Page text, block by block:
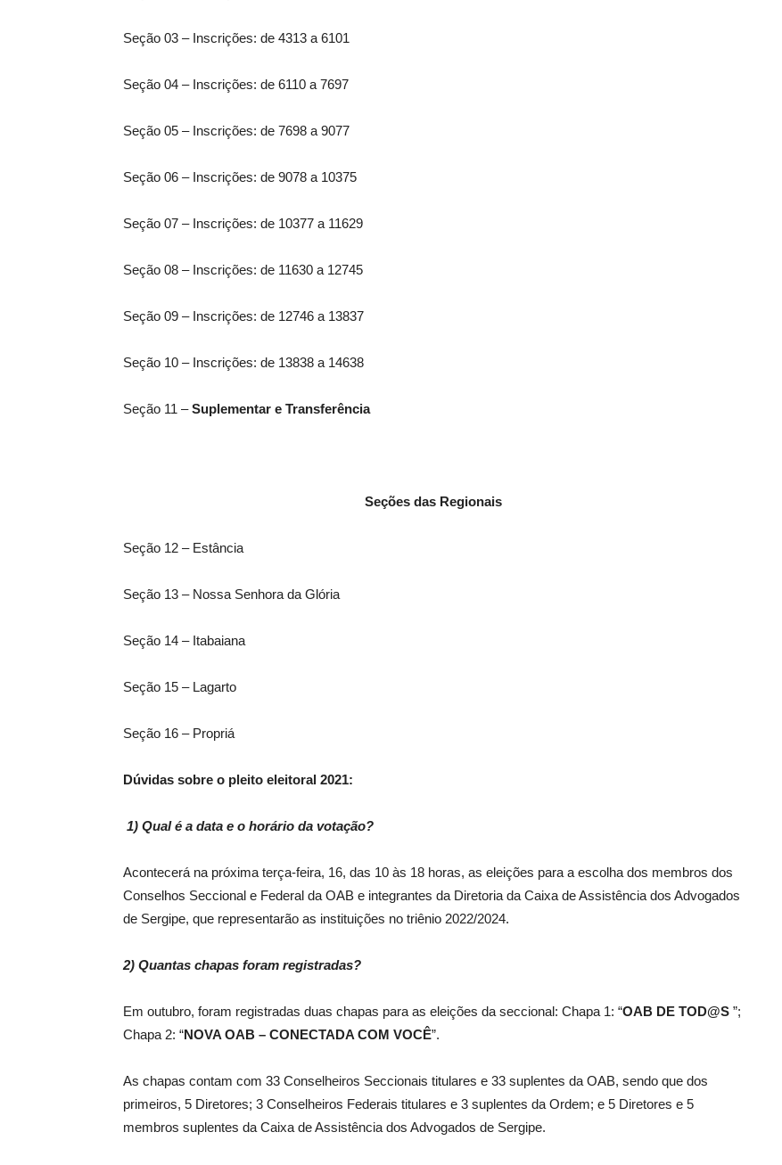
Seção 03 – Inscrições: de 4313 a 6101
Seção 04 – Inscrições: de 6110 a 7697
Seção 05 – Inscrições: de 7698 a 9077
Seção 06 – Inscrições: de 9078 a 10375
Seção 07 – Inscrições: de 10377 a 11629
Seção 08 – Inscrições: de 11630 a 12745
Seção 09 – Inscrições: de 12746 a 13837
Seção 10 – Inscrições: de 13838 a 14638
Seção 11 –Suplementar e Transferência
Seções das Regionais
Seção 12 – Estância
Seção 13 – Nossa Senhora da Glória
Seção 14 – Itabaiana
Seção 15 – Lagarto
Seção 16 – Propriá
Dúvidas sobre o pleito eleitoral 2021:
1) Qual é a data e o horário da votação?
Acontecerá na próxima terça-feira, 16, das 10 às 18 horas, as eleições para a escolha dos membros dos
Conselhos Seccional e Federal da OAB e integrantes da Diretoria da Caixa de Assistência dos Advogados
de Sergipe, que representarão as instituições no triênio 2022/2024.
2) Quantas chapas foram registradas?
Em outubro, foram registradas duas chapas para as eleições da seccional: Chapa 1: “OAB DE TOD@S ”;
Chapa 2: “NOVA OAB – CONECTADA COM VOCÊ”.
As chapas contam com 33 Conselheiros Seccionais titulares e 33 suplentes da OAB, sendo que dos
primeiros, 5 Diretores; 3 Conselheiros Federais titulares e 3 suplentes da Ordem; e 5 Diretores e 5
membros suplentes da Caixa de Assistência dos Advogados de Sergipe.